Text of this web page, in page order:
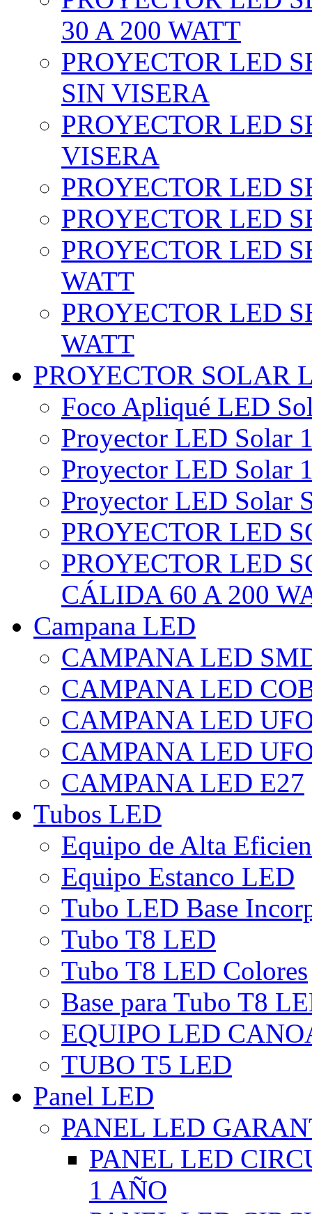
30 A 200 WATT
PROYECTOR LED
SIN VISERA
PROYECTOR LED
VISERA
PROYECTOR LED
PROYECTOR LED
PROYECTOR LED
WATT
PROYECTOR LED
WATT
PROYECTOR SOLAR
Foco Apliqué LED
Proyector LED Solar
Proyector LED Solar
Proyector LED Solar
PROYECTOR LED
PROYECTOR LED
CÁLIDA 60 A 200
Campana LED
CAMPANA LED
CAMPANA LED
CAMPANA LED
CAMPANA LED
CAMPANA LED E27
Tubos LED
Equipo de Alta
Equipo Estanco LED
Tubo LED Base
Tubo T8 LED
Tubo T8 LED Colores
Base para Tubo T8
EQUIPO LED
TUBO T5 LED
Panel LED
PANEL LED
PANEL LED
1 AÑO